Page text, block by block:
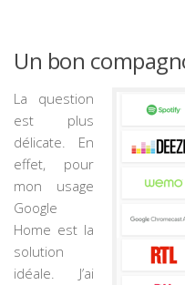
Un bon
La question
est plus
délicate. En
effet, pour
mon usage
Google
Home est la
solution
idéale. J’ai